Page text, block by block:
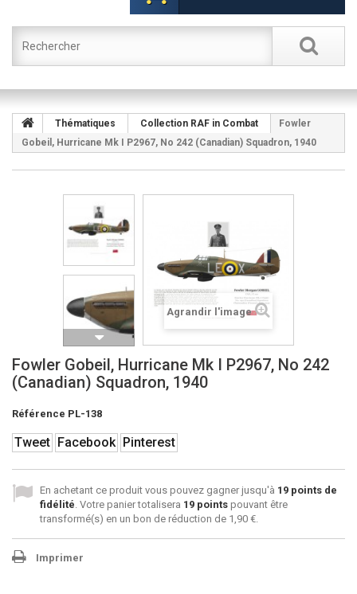
Thématiques Collection RAF in Combat
Fowler
Gobeil, Hurricane Mk I P2967, No 242 (Canadian) Squadron, 1940
Agrandir l'image
Fowler Gobeil, Hurricane Mk I P2967, No 242
(Canadian) Squadron, 1940
Référence PL-138
Tweet Facebook Pinterest
En achetant ce produit vous pouvez gagner jusqu'à 19 points de
fidélité. Votre panier totalisera 19 points pouvant être
transformé(s) en un bon de réduction de 1,90 €.
Imprimer